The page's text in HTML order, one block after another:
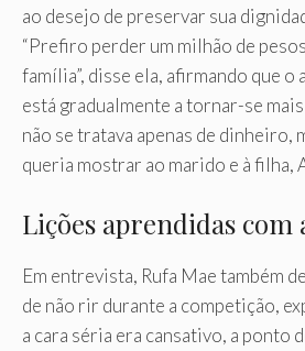
ao desejo de preservar sua
“Prefiro perder um milhão de
família”, disse ela, afirmando que o
está gradualmente a tornar-se
não se tratava apenas de dinheiro,
queria mostrar ao marido e à filha,
Lições aprendidas com
Em entrevista, Rufa Mae também
de não rir durante a competição,
a cara séria era cansativo, a ponto